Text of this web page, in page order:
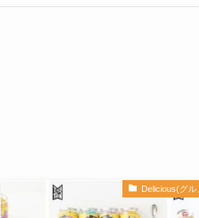
Delicious(グル